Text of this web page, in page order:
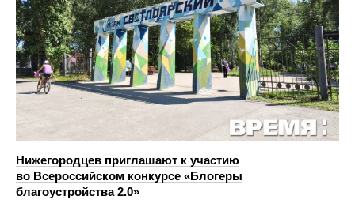
Нижегородцев приглашают к участию
во Всероссийском конкурсе «Блогеры
благоустройства 2.0»